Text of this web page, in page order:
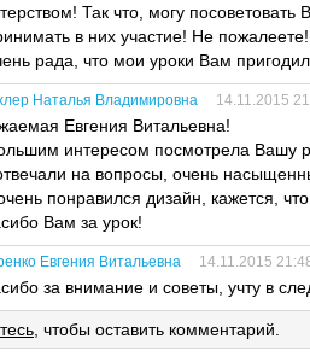
Так что, могу
в них участие! Не
рада, что мои уроки Вам
Наталья Владимировна 14.11.2015
Евгения Витальевна!
интересом посмотрела Вашу
на вопросы, очень
понравился дизайн, кажется,
Вам за урок!
Евгения Витальевна 14.11.2015
за внимание и советы, учту в
, чтобы оставить комментарий.